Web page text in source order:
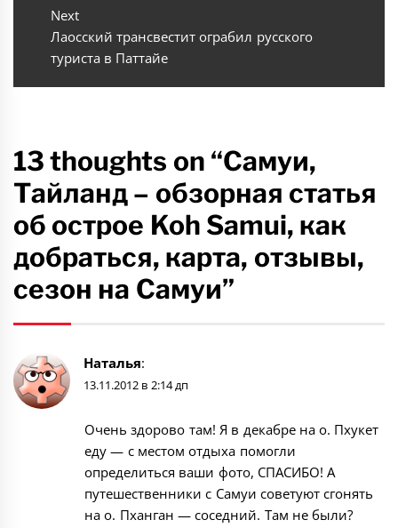
Next
Next
post:
Лаосский трансвестит ограбил русского
туриста в Паттайе
13 thoughts on “Самуи,
Тайланд – обзорная статья
об острое Koh Samui, как
добраться, карта, отзывы,
сезон на Самуи”
Наталья:
13.11.2012 в 2:14 дп
Очень здорово там! Я в декабре на о. Пхукет
еду — с местом отдыха помогли
определиться ваши фото, СПАСИБО! А
путешественники с Самуи советуют сгонять
на о. Пханган — соседний. Там не были?